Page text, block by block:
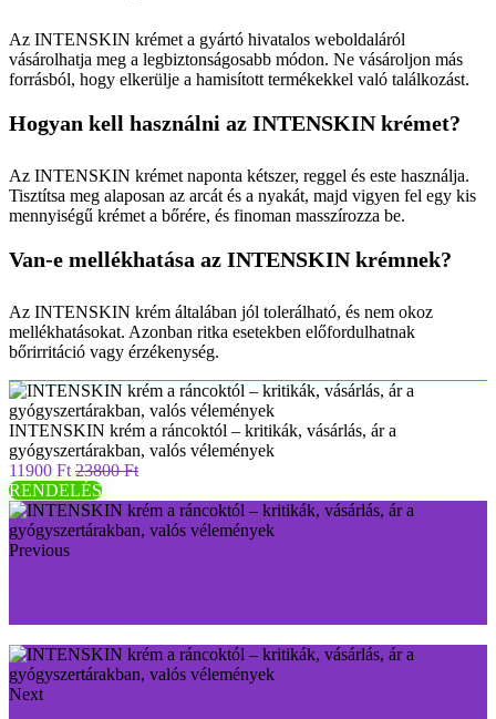
Az INTENSKIN krémet a gyártó hivatalos weboldaláról
vásárolhatja meg a legbiztonságosabb módon. Ne vásároljon más
forrásból, hogy elkerülje a hamisított termékekkel való találkozást.
Hogyan kell használni az INTENSKIN krémet?
Az INTENSKIN krémet naponta kétszer, reggel és este használja.
Tisztítsa meg alaposan az arcát és a nyakát, majd vigyen fel egy kis
mennyiségű krémet a bőrére, és finoman masszírozza be.
Van-e mellékhatása az INTENSKIN krémnek?
Az INTENSKIN krém általában jól tolerálható, és nem okoz
mellékhatásokat. Azonban ritka esetekben előfordulhatnak
bőrirritáció vagy érzékenység.
INTENSKIN krém a ráncoktól – kritikák, vásárlás, ár a
gyógyszertárakban, valós vélemények
11900 Ft 23800 Ft
RENDELÉS
Previous
Next